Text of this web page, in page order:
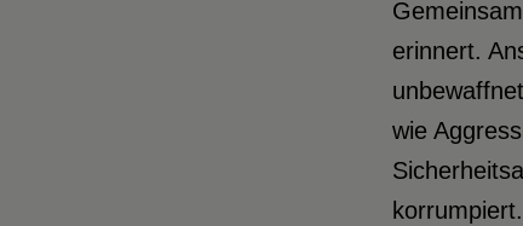
erinnert.
wie
korrumpiert.